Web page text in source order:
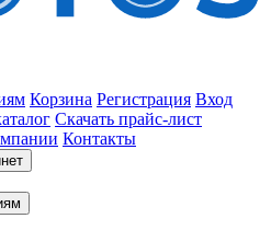
Корзина Регистрация Вход
Скачать прайс-лист
Контакты